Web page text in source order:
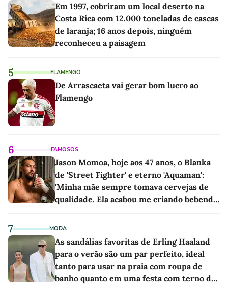
Em 1997, cobriram um local deserto na
Costa Rica com 12.000 toneladas de cascas
de laranja; 16 anos depois, ninguém
reconheceu a paisagem
5 FLAMENGO
De Arrascaeta vai gerar bom lucro ao
Flamengo
6 FAMOSOS
Jason Momoa, hoje aos 47 anos, o Blanka
de 'Street Fighter' e eterno 'Aquaman':
'Minha mãe sempre tomava cervejas de
qualidade. Ela acabou me criando bebendo
7 MODA
As sandálias favoritas de Erling Haaland
para o verão são um par perfeito, ideal
tanto para usar na praia com roupa de
banho quanto em uma festa com terno de